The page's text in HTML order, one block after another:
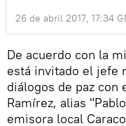
26 de abril 2017, 17:34
De acuerdo con la
está invitado el jefe
diálogos de paz con
Ramírez, alias
emisora local